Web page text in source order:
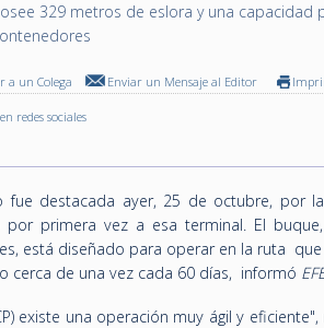
329 metros de eslora y una capacidad
a un Colega Enviar un Mensaje al Editor
redes sociales
destacada ayer, 25 de octubre, por
por primera vez a esa terminal. El
está diseñado para operar en la ruta
cerca de una vez cada 60 días, informó
existe una operación muy ágil y